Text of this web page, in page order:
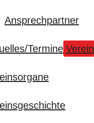
Ansprechpartner
Termine Verein